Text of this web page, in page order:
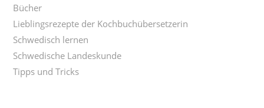
Bücher
Lieblingsrezepte der Kochbuchübersetzerin
Schwedisch lernen
Schwedische Landeskunde
Tipps und Tricks